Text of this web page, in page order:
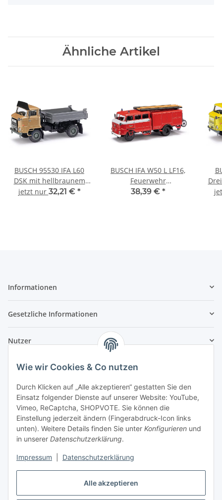
Alle akzeptieren
Wie wir Cookies & Co nutzen
Durch Klicken auf „Alle akzeptieren“ gestatten Sie den
Einsatz folgender Dienste auf unserer Website: YouTube,
Vimeo, ReCaptcha, SHOPVOTE. Sie können die
Einstellung jederzeit ändern (Fingerabdruck-Icon links
unten). Weitere Details finden Sie unter Konfigurieren und
in unserer Datenschutzerklärung.
Impressum Datenschutzerklärung
Ähnliche Artikel
BUSCH 95530 IFA L60
DSK mit hellbraunem
Fahrerhaus LKW-Modell
jetzt nur 32,21 € *
BUSCH IFA W50 L LF16,
Feuerwehr
Friedrichshagen ESPEWE
38,39 € *
Informationen
Gesetzliche Informationen
Nutzer